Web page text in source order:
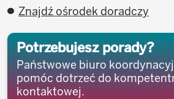
Znajdź ośrodek doradczy
Potrzebujesz porady?
Państwowe biuro
pomóc dotrzeć do
kontaktowej.